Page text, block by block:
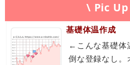
\ Pic
基礎体温作成
←こんな基礎体
倒な登録なし。